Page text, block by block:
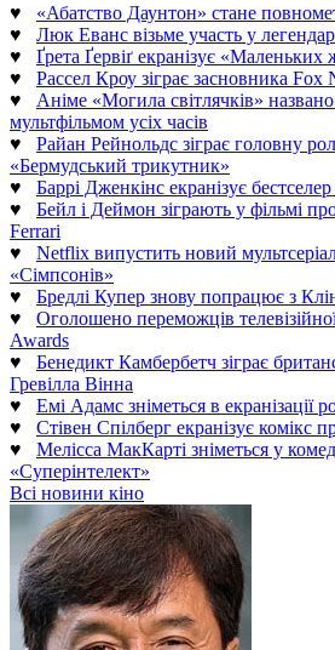
♥ «Абатство Даунтон» стане
♥ Люк Еванс візьме участь у
♥ Ґрета Ґервіґ екранізує «Маленьких
♥ Рассел Кроу зіграє засновника Fox
♥ Аніме «Могила світлячків»
мультфільмом усіх часів
♥ Райан Рейнольдс зіграє головну
«Бермудський трикутник»
♥ Баррі Дженкінс екранізує
♥ Бейл і Деймон зіграють у фільмі
Ferrari
♥ Netflix випустить новий
«Сімпсонів»
♥ Бредлі Купер знову попрацює з
♥ Оголошено переможців
Awards
♥ Бенедикт Камбербетч зіграє
Гревілла Вінна
♥ Емі Адамс зніметься в
♥ Стівен Спілберг екранізує комікс
♥ Мелісса МакКарті зніметься у
«Суперінтелект»
Всі новини кіно